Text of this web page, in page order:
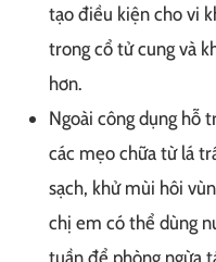
tạo điều kiện cho vi
trong cổ tử cung và
hơn.
Ngoài công dụng hỗ
các mẹo chữa từ lá
sạch, khử mùi hôi
chị em có thể dùng